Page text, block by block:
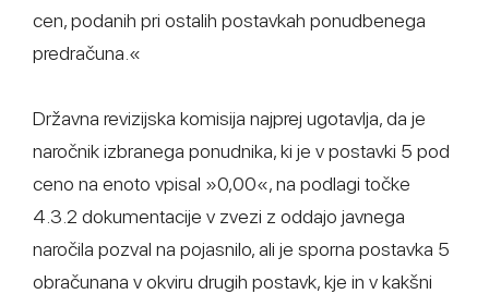
cen, podanih pri ostalih postavkah ponudbenega
predračuna.«
Državna revizijska komisija najprej ugotavlja, da je
naročnik izbranega ponudnika, ki je v postavki 5 pod
ceno na enoto vpisal »0,00«, na podlagi točke
4.3.2 dokumentacije v zvezi z oddajo javnega
naročila pozval na pojasnilo, ali je sporna postavka 5
obračunana v okviru drugih postavk, kje in v kakšni